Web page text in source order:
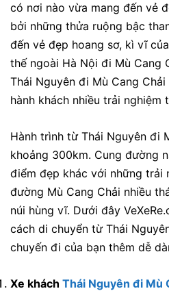
có nơi nào vừa mang đến vẻ
bởi những thửa ruộng bậc
đến vẻ đẹp hoang sơ, kì vĩ
thế ngoài Hà Nội đi Mù Cang
Thái Nguyên đi Mù Cang
hành khách nhiều trải nghiệm
Hành trình từ Thái Nguyên đi
khoảng 300km. Cung đường
điểm đẹp khác với những trải
đường Mù Cang Chải nhiều
núi hùng vĩ. Dưới đây
cách di chuyển từ Thái
chuyến đi của bạn thêm dễ
Xe khách Thái Nguyên đi Mù